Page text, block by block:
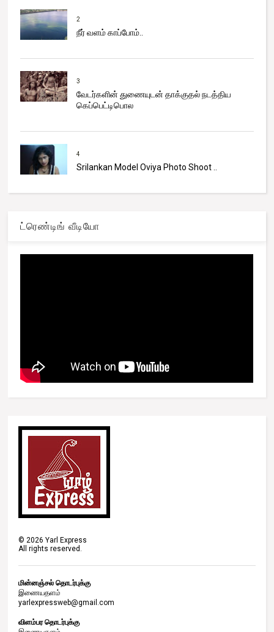
2
நீர் வளம் காப்போம்..
3
வேடர்களின் துணையுடன் தாக்குதல் நடத்திய
கெப்பெட்டிபொல
4
Srilankan Model Oviya Photo Shoot ..
ட்ரெண்டிங் வீடியோ
© 2026 Yarl Express
All rights reserved.
மின்னஞ்சல் தொடர்புக்கு
இணையதளம்
yarlexpressweb@gmail.com
விளம்பர தொடர்புக்கு